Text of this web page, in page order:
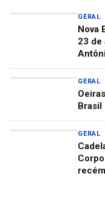
GERAL
Nova
23 de
GERAL
Brasil
GERAL